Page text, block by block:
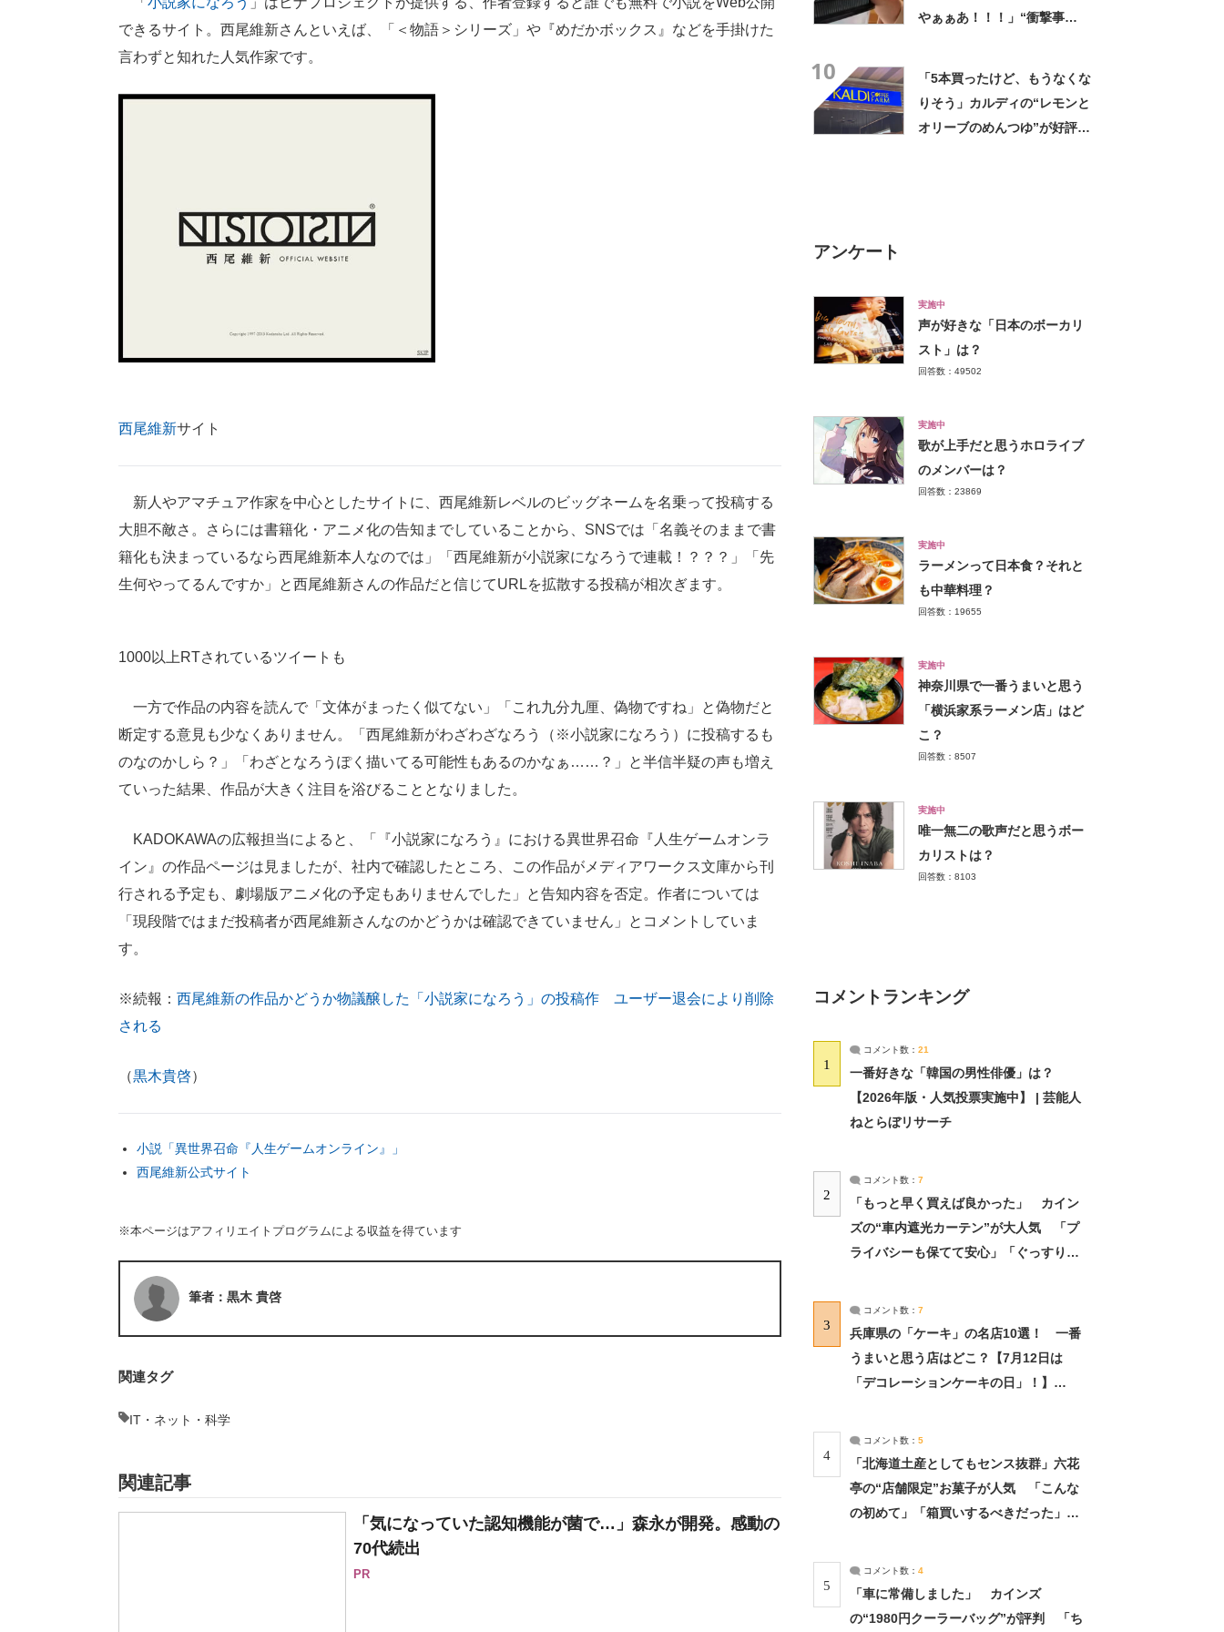
できるサイト。西尾維新さんといえば、「＜物語＞シリーズ」や『めだかボックス』などを手掛けた
言わずと知れた人気作家です。
西尾維新サイト
新人やアマチュア作家を中心としたサイトに、西尾維新レベルのビッグネームを名乗って投稿する
大胆不敵さ。さらには書籍化・アニメ化の告知までしていることから、SNSでは「名義そのままで書
籍化も決まっているなら西尾維新本人なのでは」「西尾維新が小説家になろうで連載！？？？」「先
生何やってるんですか」と西尾維新さんの作品だと信じてURLを拡散する投稿が相次ぎます。
1000以上RTされているツイートも
一方で作品の内容を読んで「文体がまったく似てない」「これ九分九厘、偽物ですね」と偽物だと
断定する意見も少なくありません。「西尾維新がわざわざなろう（※小説家になろう）に投稿するも
のなのかしら？」「わざとなろうぽく描いてる可能性もあるのかなぁ……？」と半信半疑の声も増え
ていった結果、作品が大きく注目を浴びることとなりました。
KADOKAWAの広報担当によると、「『小説家になろう』における異世界召命『人生ゲームオンラ
イン』の作品ページは見ましたが、社内で確認したところ、この作品がメディアワークス文庫から刊
行される予定も、劇場版アニメ化の予定もありませんでした」と告知内容を否定。作者については
「現段階ではまだ投稿者が西尾維新さんなのかどうかは確認できていません」とコメントしていま
す。
※続報： 西尾維新の作品かどうか物議醸した「小説家になろう」の投稿作 ユーザー退会により削除
される
（黒木貴啓）
小説「異世界召命『人生ゲームオンライン』」
西尾維新公式サイト
※本ページはアフィリエイトプログラムによる収益を得ています
筆者：黒木 貴啓
関連タグ
IT・ネット・科学
関連記事
「気になっていた認知機能が菌で…」森永が開発。感動の
70代続出
PR
やぁぁあ！！！」“衝撃事
10
「5本買ったけど、もうなくな
りそう」カルディの“レモンと
オリーブのめんつゆ”が好評
アンケート
実施中
声が好きな「日本のボーカリ
スト」は？
回答数：49502
実施中
歌が上手だと思うホロライブ
のメンバーは？
回答数：23869
実施中
ラーメンって日本食？それと
も中華料理？
回答数：19655
実施中
神奈川県で一番うまいと思う
「横浜家系ラーメン店」はど
こ？
回答数：8507
実施中
唯一無二の歌声だと思うボー
カリストは？
回答数：8103
コメントランキング
1
コメント数： 21
一番好きな「韓国の男性俳優」は？
【2026年版・人気投票実施中】 | 芸能人
ねとらぼリサーチ
2
コメント数： 7
「もっと早く買えば良かった」 カイン
ズの“車内遮光カーテン”が大人気 「プ
ライバシーも保てて安心」「ぐっすり眠
3
コメント数： 7
兵庫県の「ケーキ」の名店10選！ 一番
うまいと思う店はどこ？【7月12日は
「デコレーションケーキの日」！】
4
コメント数： 5
「北海道土産としてもセンス抜群」六花
亭の“店舗限定”お菓子が人気 「こんな
の初めて」「箱買いするべきだった」
5
コメント数： 4
「車に常備しました」 カインズ
の“1980円クーラーバッグ”が評判 「ち